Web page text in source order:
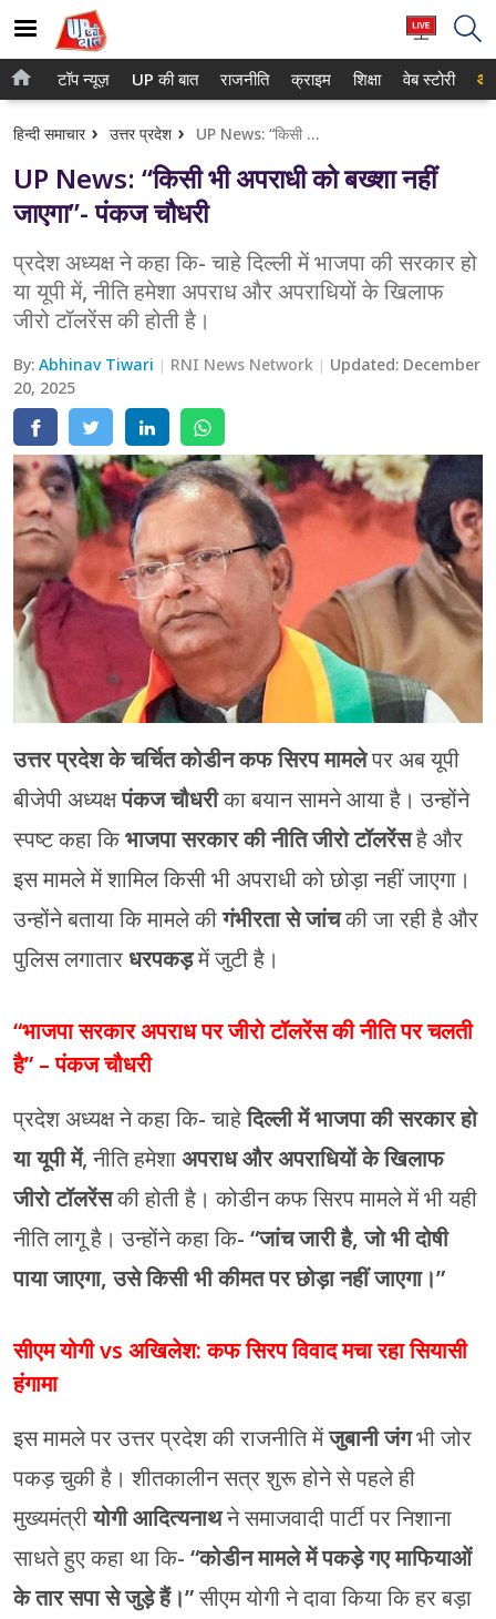
होम
टॉप न्यूज़
UP की बात
क्राइम
शिक्षा
वेब स्टोरी
टॉप न्यूज़ UP की बात राजनीति क्राइम शिक्षा वेब स्टोरी
हिन्दी समाचार उत्तर प्रदेश UP News: “किसी भी अपराधी को बख्शा नहीं जाएगा”- पंकज चौधरी
UP News: “किसी भी अपराधी को बख्शा नहीं
जाएगा”- पंकज चौधरी
प्रदेश अध्यक्ष ने कहा कि- चाहे दिल्ली में भाजपा की सरकार हो
या यूपी में, नीति हमेशा अपराध और अपराधियों के खिलाफ
जीरो टॉलरेंस की होती है।
By:Abhinav Tiwari RNI News Network Updated: December
20, 2025
उत्तर प्रदेश के चर्चित कोडीन कफ सिरप मामलेपर अब यूपी
बीजेपी अध्यक्षपंकज चौधरीका बयान सामने आया है। उन्होंने
स्पष्ट कहा किभाजपा सरकार की नीति जीरो टॉलरेंसहै और
इस मामले में शामिल किसी भी अपराधी को छोड़ा नहीं जाएगा।
उन्होंने बताया कि मामले कीगंभीरता से जांचकी जा रही है और
पुलिस लगातार धरपकड़में जुटी है।
“भाजपा सरकार अपराध पर जीरो टॉलरेंस की नीति पर चलती
है” – पंकज चौधरी
प्रदेश अध्यक्ष ने कहा कि- चाहेदिल्ली में भाजपा की सरकार हो
या यूपी में, नीति हमेशाअपराध और अपराधियों के खिलाफ
जीरो टॉलरेंसकी होती है। कोडीन कफ सिरप मामले में भी यही
नीति लागू है। उन्होंने कहा कि- “जांच जारी है, जो भी दोषी
पाया जाएगा, उसे किसी भी कीमत पर छोड़ा नहीं जाएगा।”
सीएम योगी vs अखिलेश: कफ सिरप विवाद मचा रहा सियासी
हंगामा
इस मामले पर उत्तर प्रदेश की राजनीति मेंजुबानी जंगभी जोर
पकड़ चुकी है। शीतकालीन सत्र शुरू होने से पहले ही
मुख्यमंत्रीयोगी आदित्यनाथने समाजवादी पार्टी पर निशाना
साधते हुए कहा था कि- “कोडीन मामले में पकड़े गए माफियाओं
के तार सपा से जुड़े हैं।”सीएम योगी ने दावा किया कि हर बड़ा
गाजियाबाद
लखनऊ
वाराणसी
अयोध्या
अलीगढ़
मथुरा
मेरठ
मुरादाबाद
गोरखपुर
प्रयागराज
रामपुर